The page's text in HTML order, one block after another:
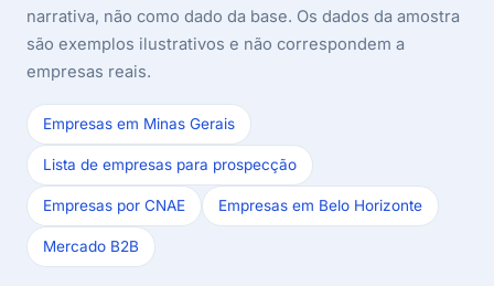
narrativa, não como dado da base. Os dados da amostra
são exemplos ilustrativos e não correspondem a
empresas reais.
Empresas em Minas Gerais
Lista de empresas para prospecção
Empresas por CNAE Empresas em Belo Horizonte
Mercado B2B